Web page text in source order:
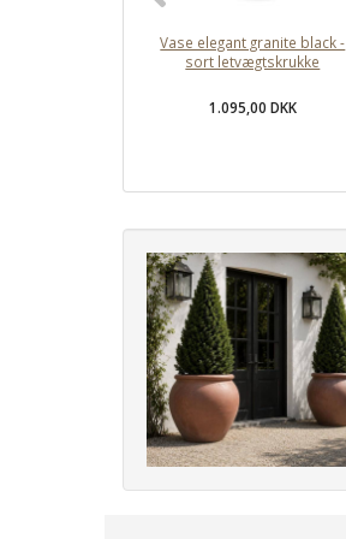
Vase elegant granite black -
sort letvægtskrukke
1.095,00 DKK